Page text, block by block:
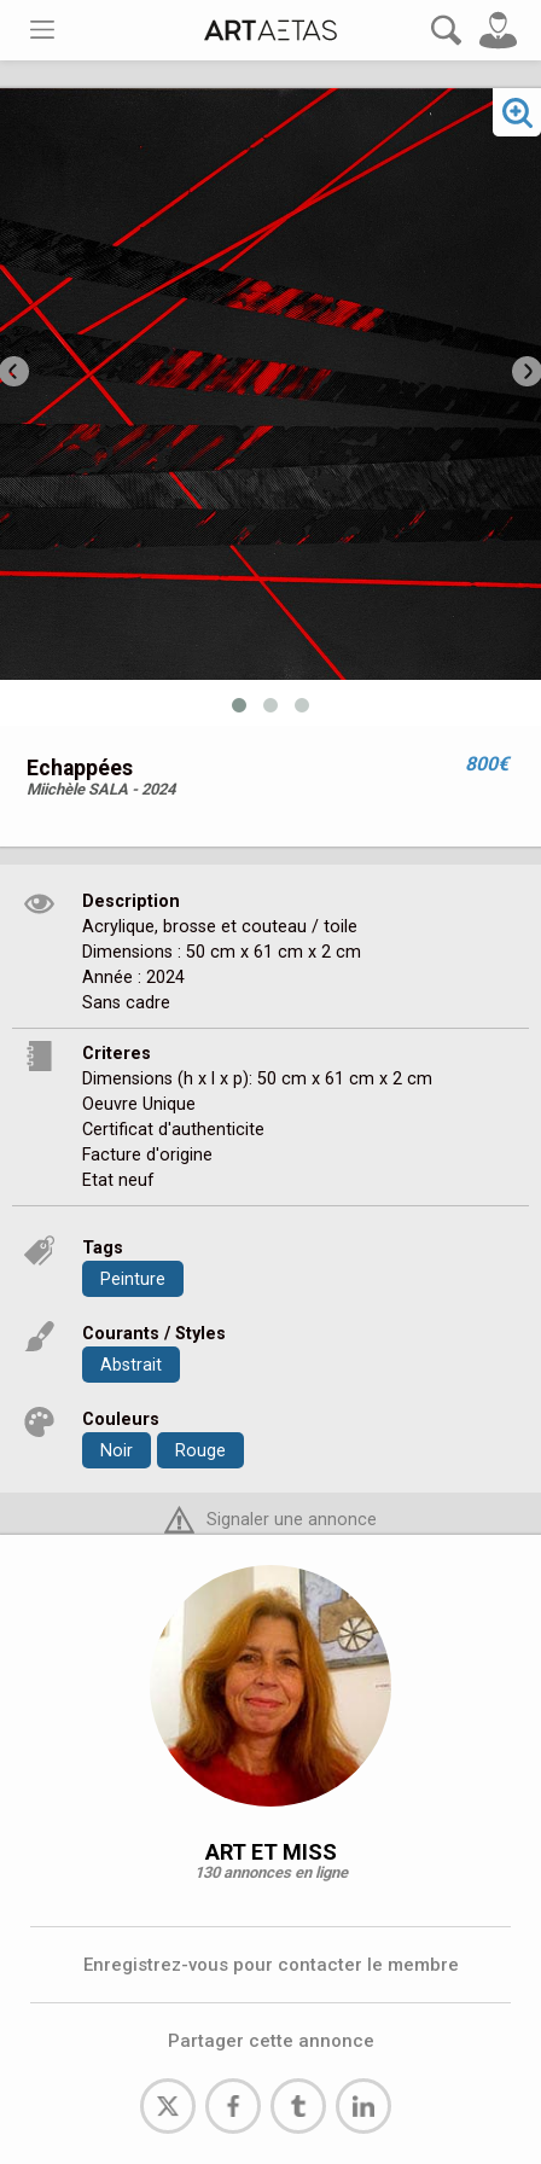
Echappées
Miichèle SALA - 2024
800€
Description
Acrylique, brosse et couteau / toile
Dimensions : 50 cm x 61 cm x 2 cm
Année : 2024
Sans cadre
Criteres
Dimensions (h x l x p): 50 cm x 61 cm x 2 cm
Oeuvre Unique
Certificat d'authenticite
Facture d'origine
Etat neuf
Tags
Peinture
Courants / Styles
Abstrait
Couleurs
Noir
Rouge
Signaler une annonce
ART ET MISS
130 annonces en ligne
Enregistrez-vous pour contacter le membre
Partager cette annonce